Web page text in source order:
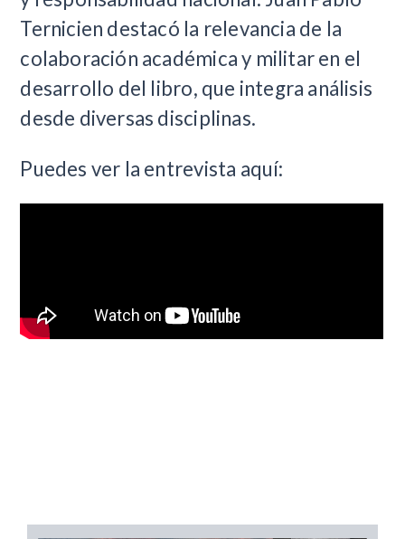
Ternicien destacó la relevancia de la
colaboración académica y militar en el
desarrollo del libro, que integra análisis
desde diversas disciplinas.
Puedes ver la entrevista aquí: